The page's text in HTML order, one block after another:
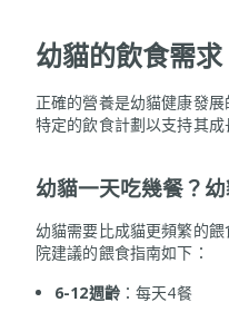
幼貓的飲食需求
正確的營養是幼貓健康發
特定的飲食計劃以支持其成
幼貓一天吃幾餐？
幼貓需要比成貓更頻繁的
院建議的餵食指南如下：
6-12週齡：每天4餐